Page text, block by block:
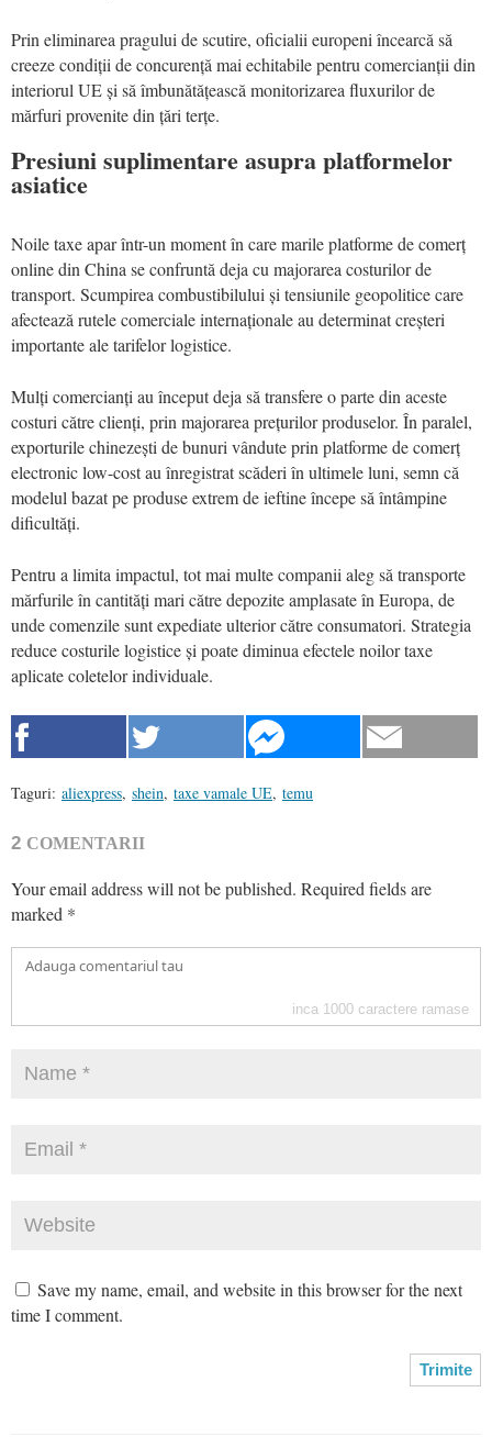
Prin eliminarea pragului de scutire, oficialii europeni încearcă să
creeze condiții de concurență mai echitabile pentru comercianții din
interiorul UE și să îmbunătățească monitorizarea fluxurilor de
mărfuri provenite din țări terțe.
Presiuni suplimentare asupra platformelor
asiatice
Noile taxe apar într-un moment în care marile platforme de comerț
online din China se confruntă deja cu majorarea costurilor de
transport. Scumpirea combustibilului și tensiunile geopolitice care
afectează rutele comerciale internaționale au determinat creșteri
importante ale tarifelor logistice.
Mulți comercianți au început deja să transfere o parte din aceste
costuri către clienți, prin majorarea prețurilor produselor. În paralel,
exporturile chinezești de bunuri vândute prin platforme de comerț
electronic low-cost au înregistrat scăderi în ultimele luni, semn că
modelul bazat pe produse extrem de ieftine începe să întâmpine
dificultăți.
Pentru a limita impactul, tot mai multe companii aleg să transporte
mărfurile în cantități mari către depozite amplasate în Europa, de
unde comenzile sunt expediate ulterior către consumatori. Strategia
reduce costurile logistice și poate diminua efectele noilor taxe
aplicate coletelor individuale.
Taguri: aliexpress, shein, taxe vamale UE, temu
2 COMENTARII
Your email address will not be published. Required fields are
marked *
inca 1000 caractere ramase
Save my name, email, and website in this browser for the next
time I comment.